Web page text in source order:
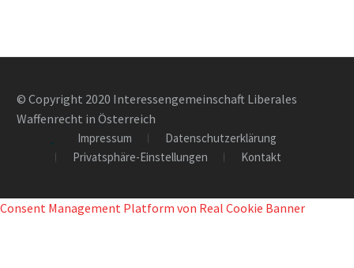
© Copyright 2020 Interessengemeinschaft Liberales
Waffenrecht in Österreich
Impressum
Datenschutzerklärung
Privatsphäre-Einstellungen
Kontakt
Consent Management Platform von Real Cookie Banner